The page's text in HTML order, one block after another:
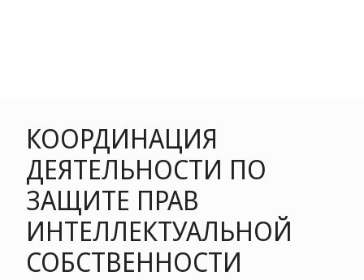
КООРДИНАЦИЯ
ДЕЯТЕЛЬНОСТИ ПО
ЗАЩИТЕ ПРАВ
ИНТЕЛЛЕКТУАЛЬНОЙ
СОБСТВЕННОСТИ